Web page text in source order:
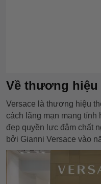
Về thương hiệu
Versace là thương hiệu
cách lãng mạn mang tính
đẹp quyền lực đậm chất
bởi Gianni Versace vào